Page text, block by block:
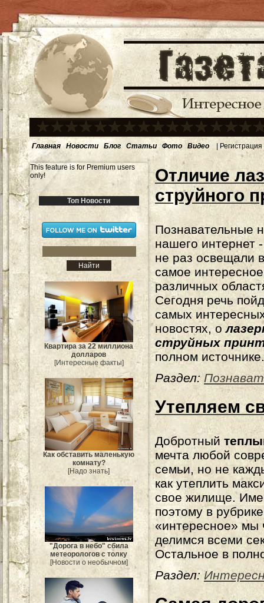
Главная Новости Блог Статьи Фото Видео | Регистрация
This feature is for Premium users
only!
Топ Новости
Квартира за 22 миллиона
долларов
[Интересные факты]
Как обставить маленькую
комнату?
[Надо знать]
"Дорога в небо" сбила
метеорологов с толку
[Новости о необычном]
Отличие
струйного
Познавательные
нашего интернет
не раз освещали
самое
различных
Сегодня речь
самых
новостях, о
струйных
полном источнике.
Раздел:
Утепляем
Добротный
мечта любой
семьи, но не
как утеплить
свое жилище.
поэтому в рубрике
«интересное» мы
делимся всеми
Остальное в
Раздел: